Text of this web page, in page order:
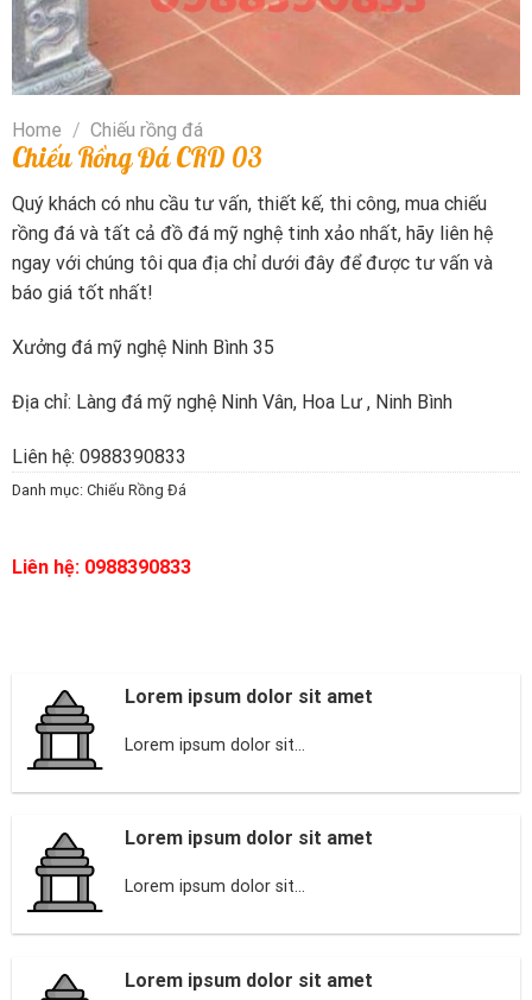
Home / Chiếu rồng đá
Chiếu Rồng Đá CRD 03
Quý khách có nhu cầu tư vấn, thiết kế, thi công, mua chiếu
rồng đá và tất cả đồ đá mỹ nghệ tinh xảo nhất, hãy liên hệ
ngay với chúng tôi qua địa chỉ dưới đây để được tư vấn và
báo giá tốt nhất!
Xưởng đá mỹ nghệ Ninh Bình 35
Địa chỉ: Làng đá mỹ nghệ Ninh Vân, Hoa Lư , Ninh Bình
Liên hệ: 0988390833
Danh mục: Chiếu Rồng Đá
Liên hệ: 0988390833
Lorem ipsum dolor sit amet
Lorem ipsum dolor sit...
Lorem ipsum dolor sit amet
Lorem ipsum dolor sit...
Lorem ipsum dolor sit amet